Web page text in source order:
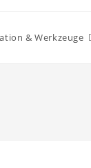
& Werkzeuge